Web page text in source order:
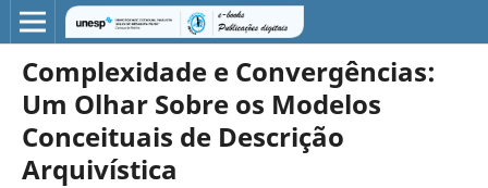
Complexidade e Convergências:
Um Olhar Sobre os Modelos
Conceituais de Descrição
Arquivística